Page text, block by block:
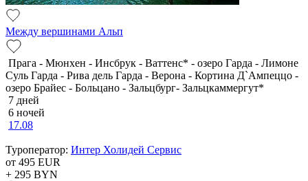
Между вершинами Альп
Прага - Мюнхен - Инсбрук - Ваттенс* - озеро Гарда - Лимоне
Суль Гарда - Рива дель Гарда - Верона - Кортина Д`Ампеццо -
озеро Брайес - Больцано - Зальцбург- Зальцкаммергут*
7 дней
6 ночей
17.08
Туроператор: Интер Холидей Сервис
от 495 EUR
+ 295 BYN